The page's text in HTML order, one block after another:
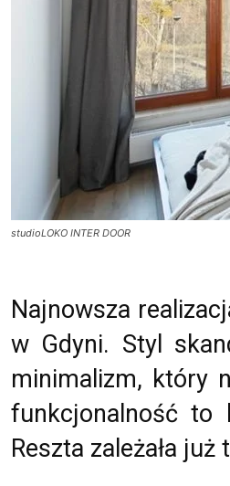
studioLOKO INTER DOOR
Najnowsza
w Gdyni. Styl
minimalizm, który
funkcjonalność to
Reszta zależała